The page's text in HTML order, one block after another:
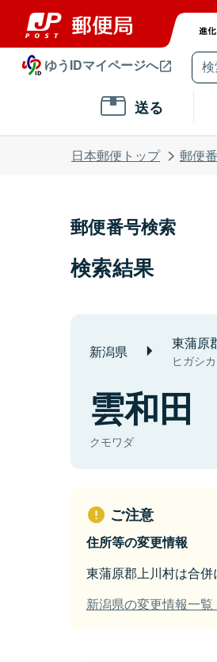
ゆうIDマイページへ
送る
日本郵便トップ 郵便
郵便番号検索
検索結果
新潟県 東蒲原
ヒガシ
雲和田
クモワダ
ご注意
住所等の変更情報
東蒲原郡上川村は合
新潟県の変更情報一覧